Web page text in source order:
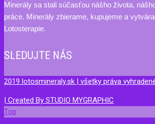
Minerály sa stali súčasťou nášho života,
práce. Minerály zbierame, kupujeme a
Lotosterapie.
SLEDUJTE NÁS
2019 lotosmineraly.sk | všetky práva
| Created By STUDIO MYGRAPHIC
Top